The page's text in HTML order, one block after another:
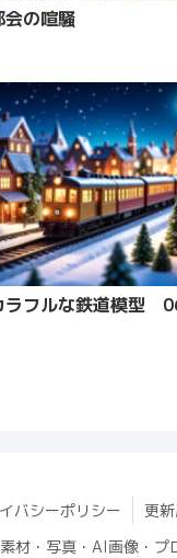
会の喧騒
ラフルな鉄道模型
バシーポリシー 更
材・写真・AI画像・